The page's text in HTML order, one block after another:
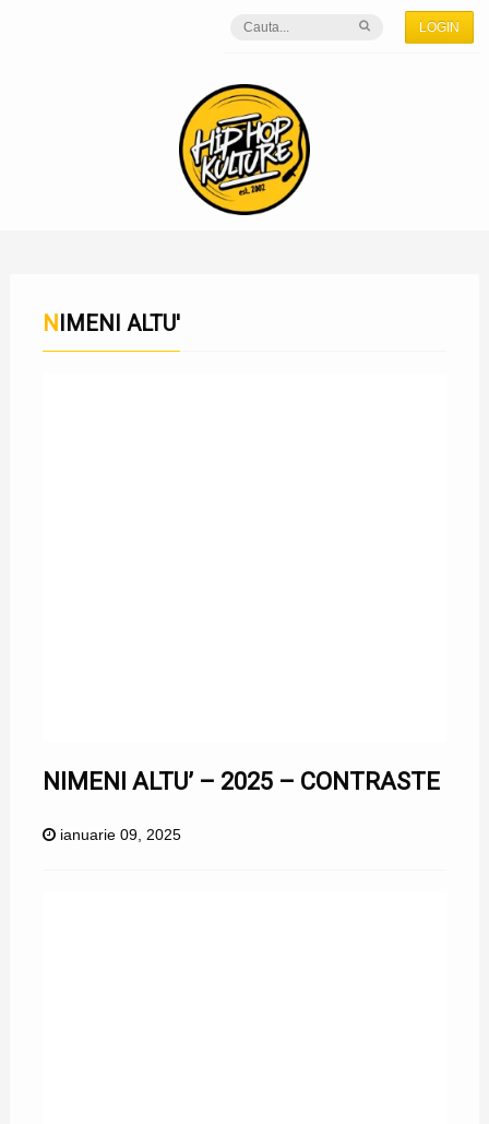
LOGIN
NIMENI ALTU'
NIMENI ALTU’ – 2025 – CONTRASTE
ianuarie 09, 2025